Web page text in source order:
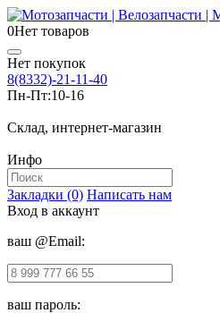
0Нет товаров
Нет покупок
8(8332)-21-11-40
Пн-Пт:10-16
Склад, интернет-магазин
Инфо
Закладки (0) Написать нам
Вход в аккаунт
ваш @Email:
ваш пароль: